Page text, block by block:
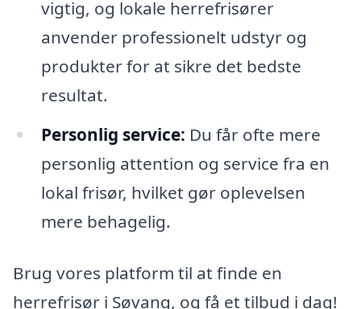
vigtig, og lokale herrefrisører
anvender professionelt udstyr og
produkter for at sikre det bedste
resultat.
Personlig service: Du får ofte mere
personlig attention og service fra en
lokal frisør, hvilket gør oplevelsen
mere behagelig.
Brug vores platform til at finde en
herrefrisør i Søvang, og få et tilbud i dag!